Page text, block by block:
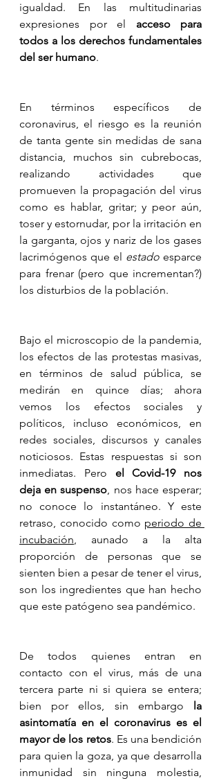
igualdad. En las multitudinarias
expresiones por el acceso para
todos a los derechos fundamentales
del ser humano.
En términos específicos de
coronavirus, el riesgo es la reunión
de tanta gente sin medidas de sana
distancia, muchos sin cubrebocas,
realizando actividades que
promueven la propagación del virus
como es hablar, gritar; y peor aún,
toser y estornudar, por la irritación en
la garganta, ojos y nariz de los gases
lacrimógenos que el estado esparce
para frenar (pero que incrementan?)
los disturbios de la población.
Bajo el microscopio de la pandemia,
los efectos de las protestas masivas,
en términos de salud pública, se
medirán en quince días; ahora
vemos los efectos sociales y
políticos, incluso económicos, en
redes sociales, discursos y canales
noticiosos. Estas respuestas si son
inmediatas. Pero el Covid-19 nos
deja en suspenso, nos hace esperar;
no conoce lo instantáneo. Y este
retraso, conocido como periodo de
incubación, aunado a la alta
proporción de personas que se
sienten bien a pesar de tener el virus,
son los ingredientes que han hecho
que este patógeno sea pandémico.
De todos quienes entran en
contacto con el virus, más de una
tercera parte ni si quiera se entera;
bien por ellos, sin embargo la
asintomatía en el coronavirus es el
mayor de los retos. Es una bendición
para quien la goza, ya que desarrolla
inmunidad sin ninguna molestia,